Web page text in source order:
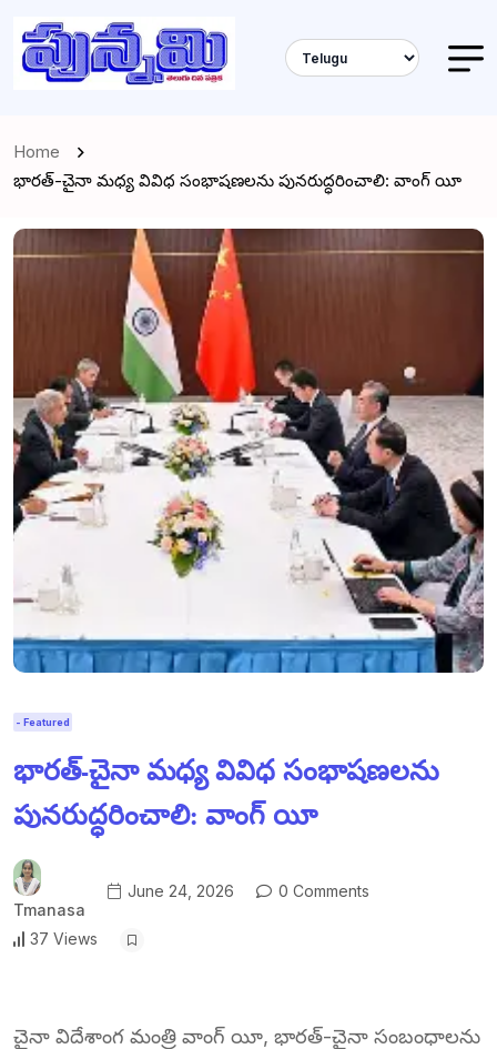
Home
భారత్-చైనా మధ్య వివిధ సంభాషణలను పునరుద్ధరించాలి: వాంగ్ యీ
- Featured
భారత్-చైనా మధ్య వివిధ సంభాషణలను
పునరుద్ధరించాలి: వాంగ్ యీ
Tmanasa
June 24, 2026 0 Comments
37 Views
చైనా విదేశాంగ మంత్రి వాంగ్ యీ, భారత్-చైనా సంబంధాలను